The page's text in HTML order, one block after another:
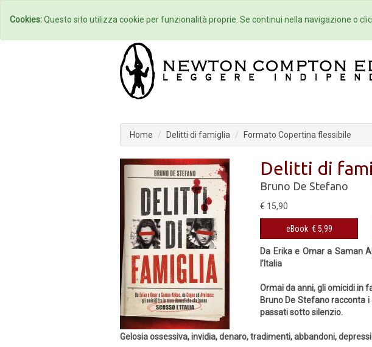
Home Autori Eventi
Home Delitti di famiglia Formato Copertina flessibile
Delitti di
Bruno De Stefano
€ 15,90
eBook € 5,99
Da Erika e Omar a Saman
l’Italia
Ormai da anni, gli omicidi in
Bruno De Stefano racconta
passati sotto silenzio.
Gelosia ossessiva, invidia, denaro, tradimenti, abbandoni,
Cookies:Questo sito utilizza cookie per funzionalità proprie. Se continui nella navigazione o